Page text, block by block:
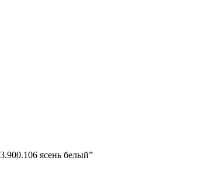
ясень белый”